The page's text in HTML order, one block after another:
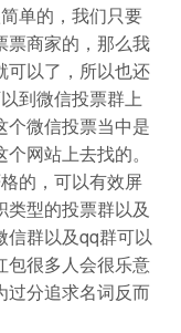
单的，我们只要
票商家的，那么我
可以了，所以也还
到微信投票群上
个微信投票当中是
网站上去找的。
的，可以有效屏
型的投票群以及
信群以及qq群可以
包很多人会很乐意
过分追求名词反而